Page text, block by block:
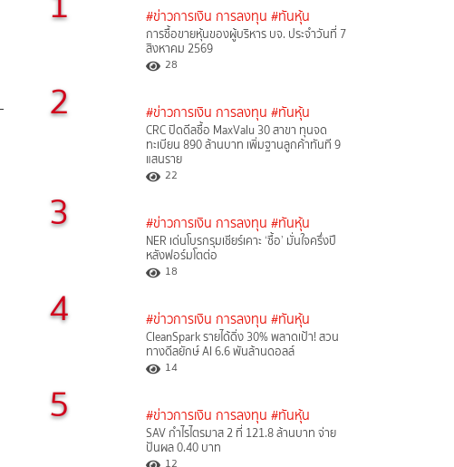
#ข่าวการเงิน การลงทุน #ทันหุ้น
การซื้อขายหุ้นของผู้บริหาร บจ. ประจำวันที่ 7
สิงหาคม 2569
28
2 #ข่าวการเงิน การลงทุน #ทันหุ้น
CRC ปิดดีลซื้อ MaxValu 30 สาขา ทุนจด
ทะเบียน 890 ล้านบาท เพิ่มฐานลูกค้าทันที 9
แสนราย
22
3 #ข่าวการเงิน การลงทุน #ทันหุ้น
NER เด่นโบรกรุมเชียร์เคาะ ‘ซื้อ’ มั่นใจครึ่งปี
หลังฟอร์มโตต่อ
18
4 #ข่าวการเงิน การลงทุน #ทันหุ้น
CleanSpark รายได้ดิ่ง 30% พลาดเป้า! สวน
ทางดีลยักษ์ AI 6.6 พันล้านดอลล์
14
5 #ข่าวการเงิน การลงทุน #ทันหุ้น
SAV กำไรไตรมาส 2 ที่ 121.8 ล้านบาท จ่าย
ปันผล 0.40 บาท
12